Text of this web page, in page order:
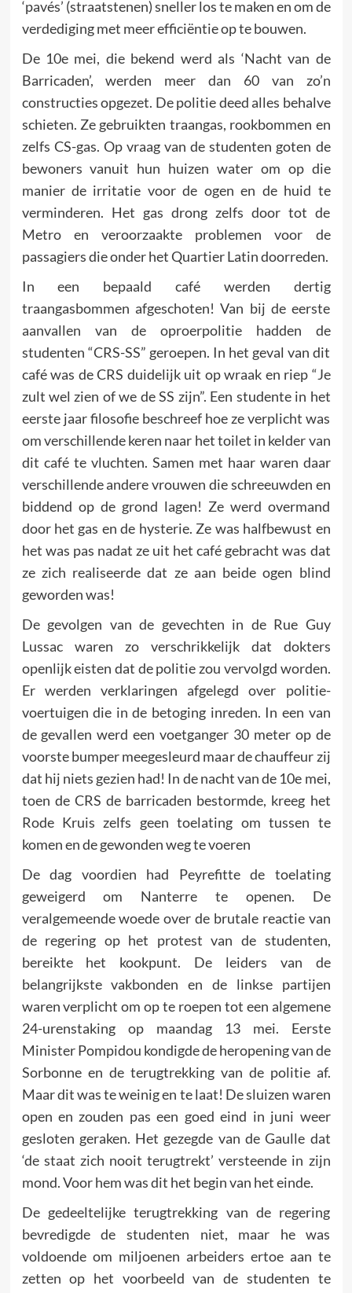
‘pavés’ (straatstenen) sneller los te maken en om de
verdedi­ging met meer efficiëntie op te bouwen.
De 10e mei, die bekend werd als ‘Nacht van de
Barricaden’, werden meer dan 60 van zo’n
constructies opgezet. De politie deed alles behalve
schieten. Ze gebruikten traangas, rookbom­men en
zelfs CS-gas. Op vraag van de studenten goten de
bewo­ners vanuit hun huizen water om op die
manier de irritatie voor de ogen en de huid te
verminderen. Het gas drong zelfs door tot de
Metro en veroorzaakte problemen voor de
passagiers die onder het Quartier Latin doorreden.
In een bepaald café werden dertig
traangasbommen afgeschoten! Van bij de eerste
aanvallen van de oproerpolitie hadden de
studenten “CRS-SS” geroepen. In het geval van dit
café was de CRS duidelijk uit op wraak en riep “Je
zult wel zien of we de SS zijn”. Een studente in het
eerste jaar filosofie beschreef hoe ze verplicht was
om verschillende keren naar het toilet in kelder van
dit café te vluchten. Samen met haar waren daar
verschillende andere vrouwen die schreeuwden en
biddend op de grond lagen! Ze werd overmand
door het gas en de hysterie. Ze was halfbewust en
het was pas nadat ze uit het café gebracht was dat
ze zich realiseerde dat ze aan beide ogen blind
gewor­den was!
De gevolgen van de gevechten in de Rue Guy
Lussac waren zo verschrikkelijk dat dokters
openlijk eisten dat de politie zou vervolgd worden.
Er werden verklaringen afgelegd over politie­
voertuigen die in de betoging inreden. In een van
de gevallen werd een voetganger 30 meter op de
voorste bumper meegesleurd maar de chauffeur zij
dat hij niets gezien had! In de nacht van de 10e mei,
toen de CRS de barricaden bestormde, kreeg het
Rode Kruis zelfs geen toelating om tussen te
komen en de gewonden weg te voeren
De dag voordien had Peyrefitte de toelating
geweigerd om Nanterre te openen. De
veralgemeende woede over de brutale reactie van
de regering op het protest van de studenten,
bereikte het kookpunt. De leiders van de
belangrijkste vakbon­den en de linkse partijen
waren verplicht om op te roepen tot een algemene
24-urenstaking op maandag 13 mei. Eerste
Minister Pompidou kondigde de heropening van de
Sorbonne en de terug­trekking van de politie af.
Maar dit was te weinig en te laat! De sluizen waren
open en zouden pas een goed eind in juni weer
gesloten geraken. Het gezegde van de Gaulle dat
‘de staat zich nooit terugtrekt’ versteende in zijn
mond. Voor hem was dit het begin van het einde.
De gedeeltelijke terugtrekking van de regering
bevredigde de studenten niet, maar he was
voldoende om miljoenen arbeiders ertoe aan te
zetten op het voorbeeld van de studenten te